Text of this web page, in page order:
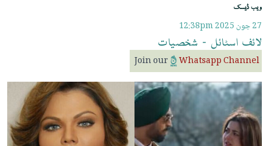
ویب ڈیسک
27 جون 2025 12:38pm
لائف اسٹائل - شخصیات
Join our Whatsapp Channel